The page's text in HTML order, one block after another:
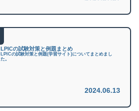
LPICの試験対策と例題まとめ
LPICの試験対策と例題(学習サイト)についてまとめまし
た。
2024.06.13